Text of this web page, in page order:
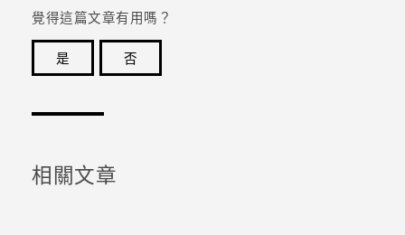
覺得這篇文章有用嗎？
是
否
相關文章